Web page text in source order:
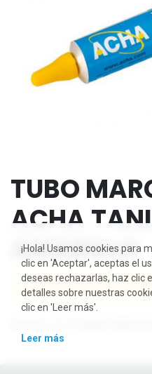
TUBO
ACHA
AMARILLO
Este producto ya no está
Envío: 2-3 días
¡Hola! Usamos cookies para
clic en 'Aceptar', aceptas el
deseas rechazarlas, haz clic
detalles sobre nuestras
clic en 'Leer más'.
Leer más